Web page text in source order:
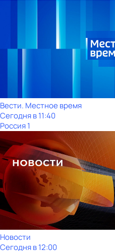
Вести. Местное время
Сегодня в 11:40
Россия 1
Новости
Сегодня в 12:00